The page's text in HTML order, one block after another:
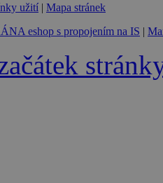
užití | Mapa stránek
eshop s propojením na IS |